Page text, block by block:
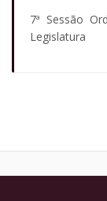
7ª Sessão
Legislatura